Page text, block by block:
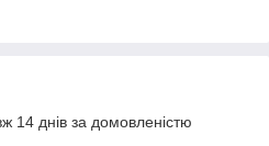
14 днів за домовленістю